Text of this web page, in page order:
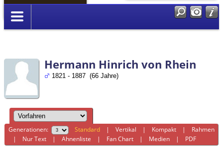
Anmelden
Hermann Hinrich von Rhein
1821 - 1887 (66 Jahre)
Generationen: Standard |Vertikal | Kompakt | Rahmen
| Nur Text |Ahnenliste | Fan Chart | Medien | PDF